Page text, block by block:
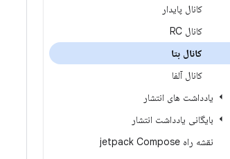
کانال پایدار
کانال RC
کانال بتا
کانال آلفا
یادداشت های انتشار
بایگانی یادداشت انتشار
نقشه راه jetpack Compose